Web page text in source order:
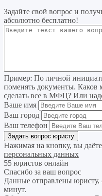
Задайте свой вопрос и
абсолютно бесплатно!
Пример: По личной
поменять документы. Каков
сделать все в МФЦ? Или
Ваше имя
Ваш город
Ваш телефон
Нажимая на кнопку, вы даёте
персональных данных
55 юристов онлайн
Спасибо за ваш вопрос
Данные отправлены юристу,
минут.